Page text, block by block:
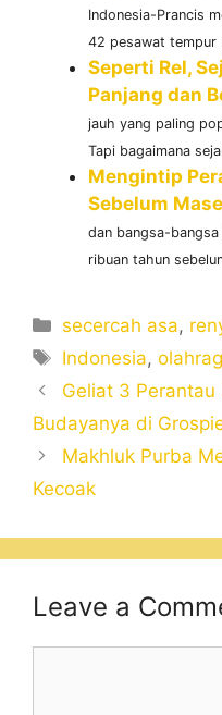
Indonesia-Prancis
42 pesawat tempur
Seperti Rel,
Panjang dan
jauh yang paling
Tapi bagaimana
Mengintip
Sebelum
dan bangsa-
ribuan tahun
Categories
secercah asa,
Tags
Indonesia,
Geliat 3
Budayanya di
Makhluk Purba
Kecoak
Leave a